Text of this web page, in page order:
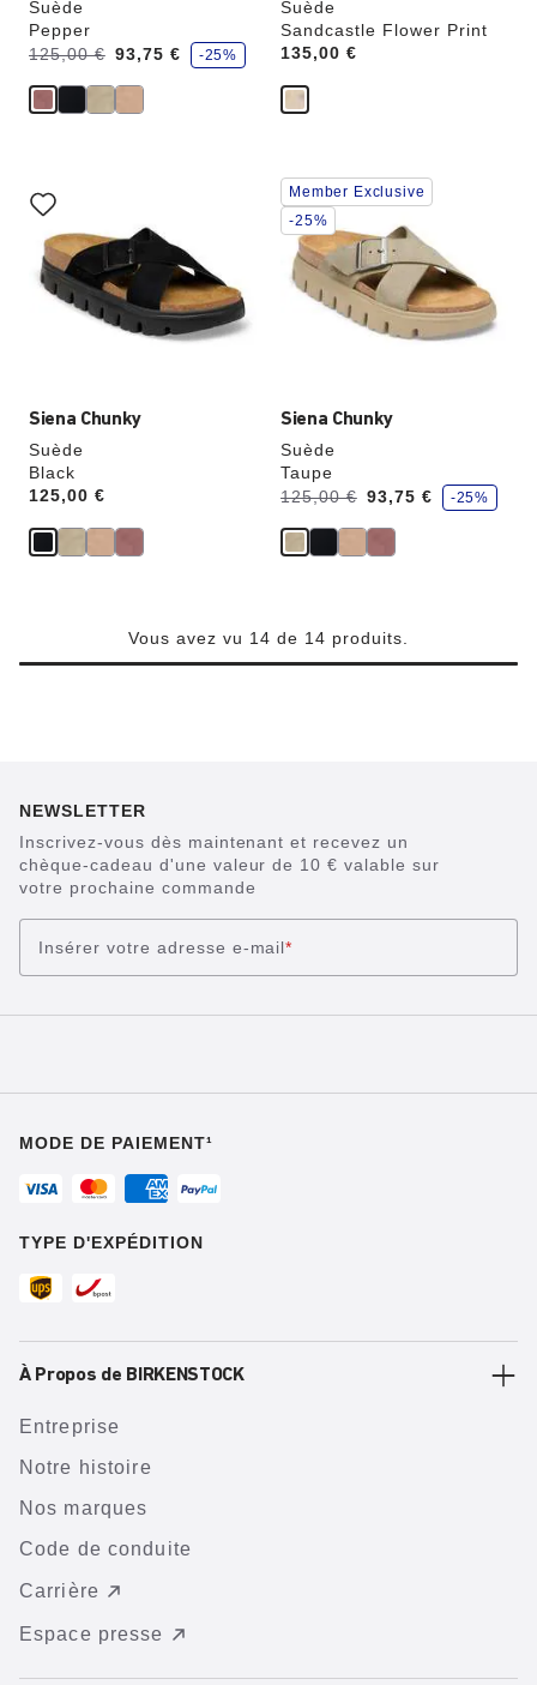
Suède
Pepper
Avant:
125,00 €
à 93,75 €
é
c
n
o
-25%
Suède
Sandcastle Flower Print
Price:
135,00 €
Siena Chunky
Suède
Black
Price:
125,00 €
sur
les
échantillons
couleurs
modifiera
Siena Chunky
Suède
Taupe
Avant:
125,00 €
à 93,75 €
é
c
n
o
-25%
Cliquer
sur
les
échantillons
couleurs
modifiera
Member Exclusive
-25%
Vous avez vu 14 de 14 produits.
NEWSLETTER
Inscrivez-vous dès maintenant et recevez un
chèque-cadeau d'une valeur de 10 € valable sur
votre prochaine commande
Insérer votre adresse e-mail*
MODE DE PAIEMENT¹
TYPE D'EXPÉDITION
À Propos de BIRKENSTOCK
Entreprise
Notre histoire
Nos marques
Code de conduite
Carrière
Espace presse